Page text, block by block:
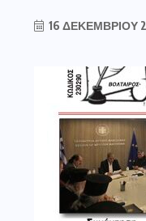
16 ΔΕΚΕΜΒΡΊΟΥ